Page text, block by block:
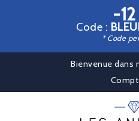
-
Code :
* Code
Bienvenue dans